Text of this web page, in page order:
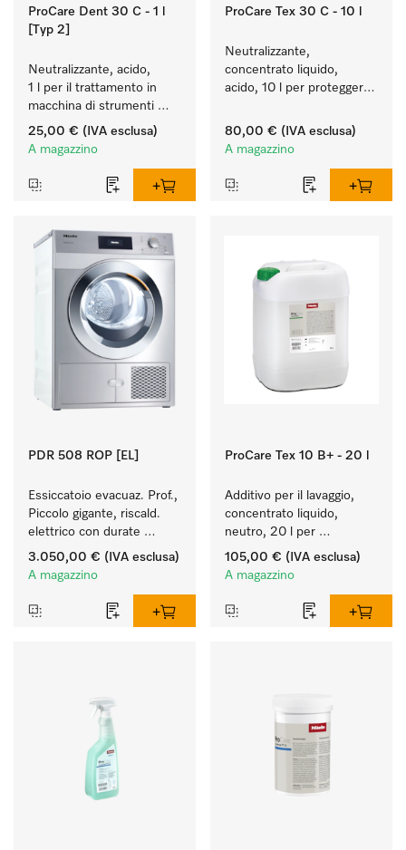
ProCare Dent 30 C - 1 l
[Typ 2]
Neutralizzante, acido,
1 l per il trattamento in
macchina di strumenti
odontoiatrici e di
trasmissione.
25,00 € (IVA esclusa)
A magazzino
ProCare Tex 30 C - 10 l
Neutralizzante,
concentrato liquido,
acido, 10 l per proteggere
mediante neutralizzazione
affidabile.
80,00 € (IVA esclusa)
A magazzino
PDR 508 ROP [EL]
Essiccatoio evacuaz. Prof.,
Piccolo gigante, riscald.
elettrico con durate
particolarmente brevi dei
programmi.
minuti.
3.050,00 € (IVA esclusa)
A magazzino
ProCare Tex 10 B+ - 20 l
Additivo per il lavaggio,
concentrato liquido,
neutro, 20 l per
rimuovere in modo
efficace le macchie di
105,00 € (IVA esclusa)
A magazzino